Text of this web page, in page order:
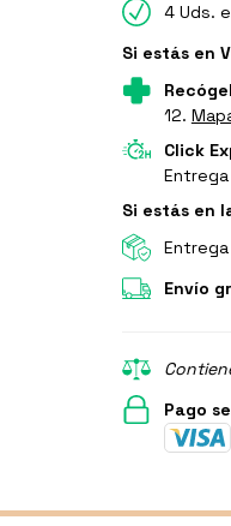
4 Uds.
Si estás en
12.
Click
Si estás en
Envío
Pago